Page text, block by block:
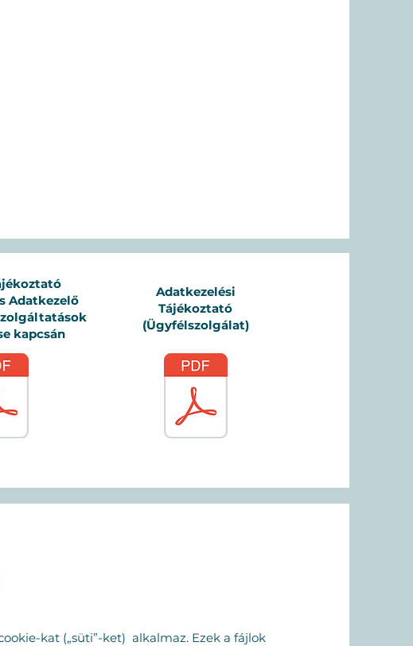
Adatkezelő
kapcsán
Adatkezelési
Tájékoztató
(Ügyfélszolgálat)
kat („süti”-ket) alkalmaz. Ezek a fájlok